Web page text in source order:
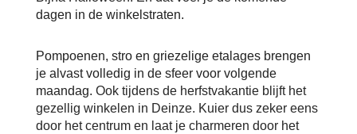
dagen in de winkelstraten.
Pompoenen, stro en griezelige etalages brengen
je alvast volledig in de sfeer voor volgende
maandag. Ook tijdens de herfstvakantie blijft het
gezellig winkelen in Deinze. Kuier dus zeker eens
door het centrum en laat je charmeren door het